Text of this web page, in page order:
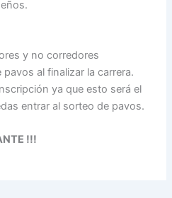
y no corredores
al finalizar la carrera.
ya que esto será el
entrar al sorteo de pavos.
!!!